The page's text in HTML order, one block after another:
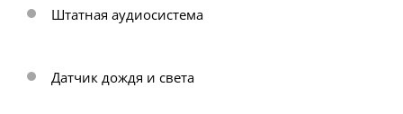
Штатная аудиосистема
Датчик дождя и света